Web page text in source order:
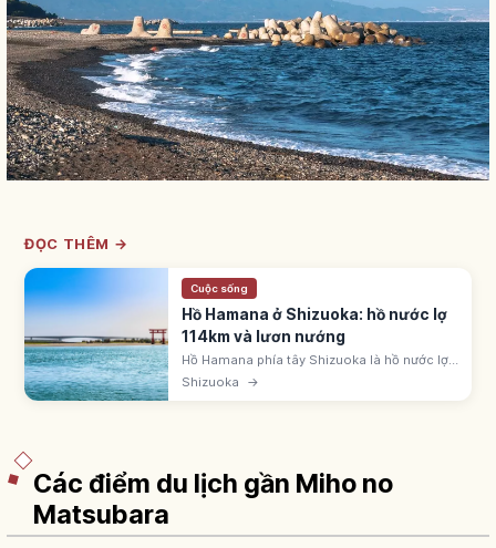
ĐỌC THÊM →
Cuộc sống
Hồ Hamana ở Shizuoka: hồ nước lợ
114km và lươn nướng
Hồ Hamana phía tây Shizuoka là hồ nước lợ
nối Thái Bình Dương, chu vi ~114km. Đặc sản
Shizuoka →
Các điểm du lịch gần Miho no
Matsubara